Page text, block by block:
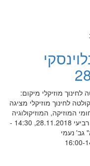
מוזיקלי מיקום:
לחינוך מוזיקלי מציגה
המוזיקה, המוזיקולוגיה
וחינוך מוזיקלי בשנה האקדמית תשע"ט. יום רביעי 28.11.2018, 14:30 -